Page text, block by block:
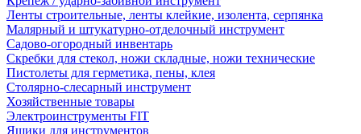
Ленты строительные, ленты клейкие, изолента, серпянка
Малярный и штукатурно-отделочный инструмент
Садово-огородный инвентарь
Скребки для стекол, ножи складные, ножи технические
Пистолеты для герметика, пены, клея
Столярно-слесарный инструмент
Хозяйственные товары
Электроинструменты FIT
Ящики для инструментов